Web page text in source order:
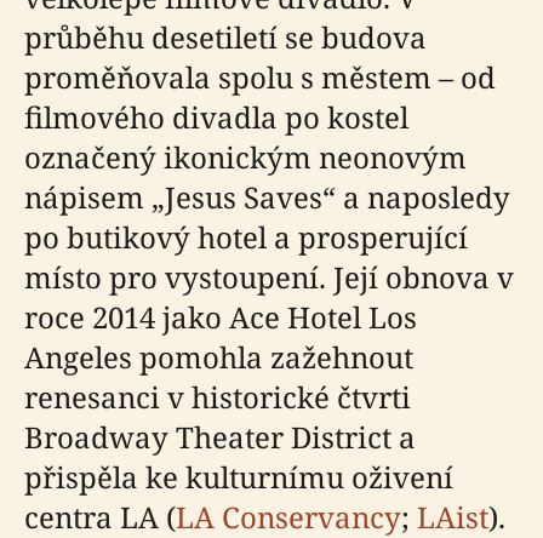
průběhu desetiletí se budova
proměňovala spolu s městem – od
filmového divadla po kostel
označený ikonickým neonovým
nápisem „Jesus Saves“ a naposledy
po butikový hotel a prosperující
místo pro vystoupení. Její obnova v
roce 2014 jako Ace Hotel Los
Angeles pomohla zažehnout
renesanci v historické čtvrti
Broadway Theater District a
přispěla ke kulturnímu oživení
centra LA (LA Conservancy; LAist).